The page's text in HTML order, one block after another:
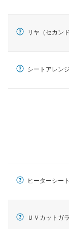
リヤ（セカン
シートアレンジ
ヒーターシート
ＵＶカットガ